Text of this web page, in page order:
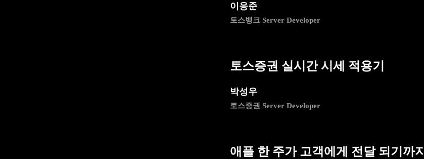
이응준
토스뱅크 Server Developer
토스증권 실시간 시세 적용기
박성우
토스증권 Server Developer
애플 한 주가 고객에게 전달 되기까지